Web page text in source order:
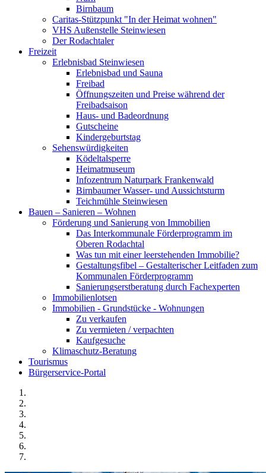
Birnbaum
Caritas-Stützpunkt "In der Heimat wohnen"
VHS Außenstelle Steinwiesen
Der Rodachtaler
Freizeit
Erlebnisbad Steinwiesen
Erlebnisbad und Sauna
Freibad
Öffnungszeiten und Preise während der
Freibadsaison
Haus- und Badeordnung
Gutscheine
Kindergeburtstag
Sehenswürdigkeiten
Ködeltalsperre
Heimatmuseum
Infozentrum Naturpark Frankenwald
Birnbaumer Wasser- und Aussichtsturm
Teichmühle Steinwiesen
Bauen – Sanieren – Wohnen
Förderung und Sanierung von Immobilien
Das Interkommunale Förderprogramm im
Oberen Rodachtal
Was tun mit einer leerstehenden Immobilie?
Gestaltungsfibel – Gestalterischer Leitfaden zum
Kommunalen Förderprogramm
Sanierungserstberatung durch Fachexperten
Immobilienlotsen
Immobilien - Grundstücke - Wohnungen
Zu verkaufen
Zu vermieten / verpachten
Kaufgesuche
Klimaschutz-Beratung
Tourismus
Bürgerservice-Portal